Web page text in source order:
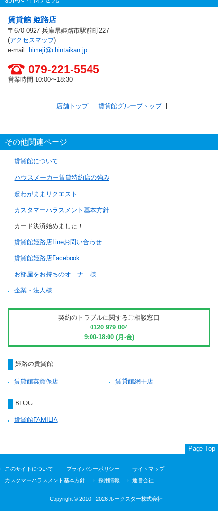
賃貸館 姫路店
〒670-0927 兵庫県姫路市駅前町227
(アクセスマップ)
e-mail: himeji@chintaikan.jp
079-221-5545
営業時間 10:00〜18:30
店舗トップ 賃貸館グループトップ
その他関連ページ
賃貸館について
ハウスメーカー賃貸特約店の強み
超わがままリクエスト
カスタマーハラスメント基本方針
カード決済始めました！
賃貸館姫路店Lineお問い合わせ
賃貸館姫路店Facebook
お部屋をお持ちのオーナー様
企業・法人様
契約のトラブルに関するご相談窓口
0120-979-004
9:00-18:00 (月-金)
姫路の賃貸館
賃貸館英賀保店 賃貸館網干店
BLOG
賃貸館FAMILIA
Page Top
このサイトについて プライバシーポリシー
サイトマップ
カスタマーハラスメント基本方針
採用情報 運営会社
Copyright © 2010 - 2026 ルークスター株式会社